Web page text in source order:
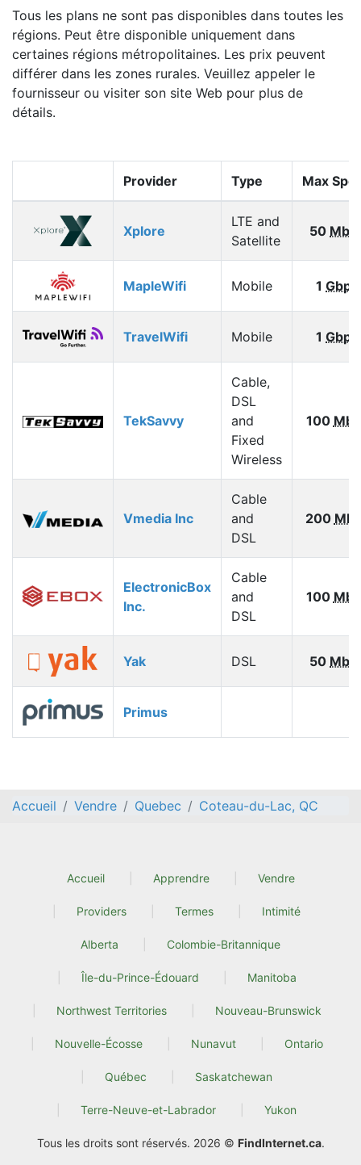
Tous les plans ne sont pas disponibles dans toutes les
régions. Peut être disponible uniquement dans
certaines régions métropolitaines. Les prix peuvent
différer dans les zones rurales. Veuillez appeler le
fournisseur ou visiter son site Web pour plus de
détails.
Provider Type Max
Xplore
LTE and
Satellite
50
MapleWifi Mobile 1 Gbps
TravelWifi Mobile 1 Gbps
TekSavvy
Cable,
DSL
and
Fixed
Wireless
100
Vmedia Inc
Cable
and
DSL
200
ElectronicBox
Inc.
Cable
and
DSL
100
Yak DSL 50
Primus
Accueil Vendre Quebec Coteau-du-Lac, QC
Accueil Apprendre Vendre
Providers Termes Intimité
Alberta Colombie-Britannique
Île-du-Prince-Édouard Manitoba
Northwest Territories Nouveau-Brunswick
Nouvelle-Écosse Nunavut Ontario
Québec Saskatchewan
Terre-Neuve-et-Labrador Yukon
Tous les droits sont réservés. 2026 © FindInternet.ca.